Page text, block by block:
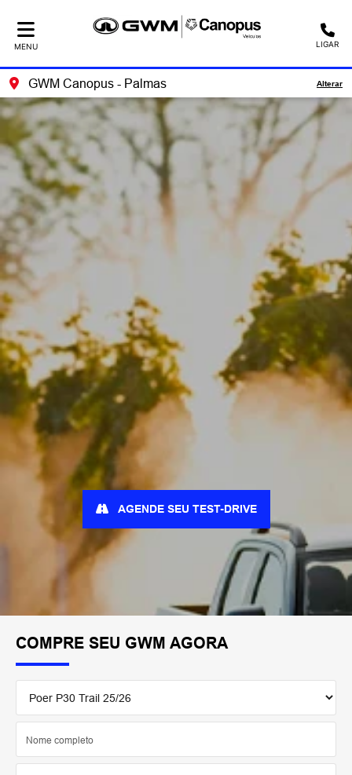
MENU LIGAR
GWM Canopus - Palmas Alterar
COMPRE SEU GWM AGORA
AGENDE SEU TEST-DRIVE